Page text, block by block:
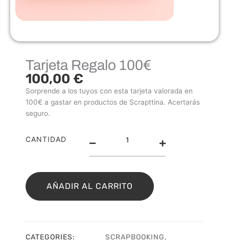
Tarjeta Regalo 100€
100,00 €
Sorprende a los tuyos con esta tarjeta valorada en
100€ a gastar en productos de Scrapttina. Acertarás
seguro.
CANTIDAD
Tarjeta
100€
AÑADIR AL CARRITO
CATEGORIES: SCRAPBOOKING,